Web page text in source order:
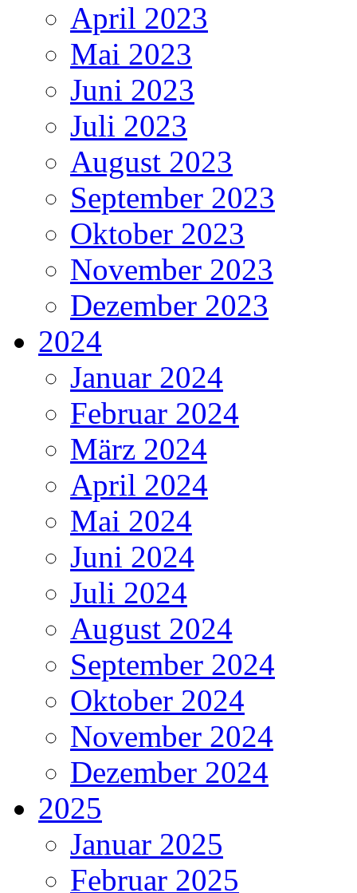
April 2023
Mai 2023
Juni 2023
Juli 2023
August 2023
September 2023
Oktober 2023
November 2023
Dezember 2023
2024
Januar 2024
Februar 2024
März 2024
April 2024
Mai 2024
Juni 2024
Juli 2024
August 2024
September 2024
Oktober 2024
November 2024
Dezember 2024
2025
Januar 2025
Februar 2025